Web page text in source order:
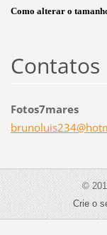
Como alterar o
Contatos
Fotos7mares
brunoluis234@hot
©
Crie o